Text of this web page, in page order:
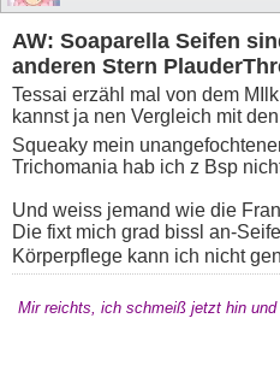
AW: Soaparella Seifen
anderen Stern
Tessai erzähl mal von dem
kannst ja nen Vergleich mit
Squeaky mein
Trichomania hab ich z Bsp
Und weiss jemand wie die
Die fixt mich grad bissl an-
Körperpflege kann ich nicht
Mir reichts, ich schmeiß jetzt hin und